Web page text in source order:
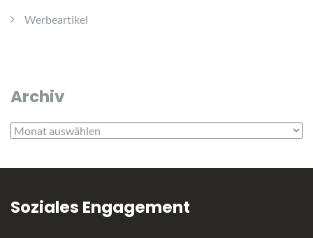
Werbeartikel
Archiv
Archiv
Soziales Engagement